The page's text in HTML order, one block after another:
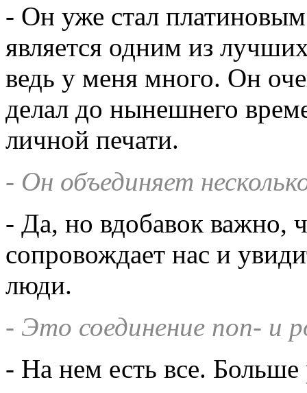
- Он уже стал
является одним из
ведь у меня много. Он
делал до нынешнего
личной печати.
- Он объединяет
- Да, но вдобавок важно,
сопровождает нас и
люди.
- Это соединение поп- и
- На нем есть все.